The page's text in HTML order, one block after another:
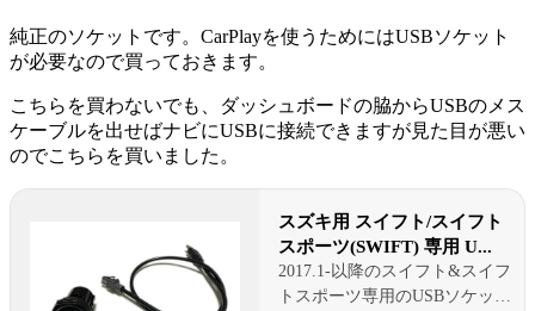
純正のソケットです。CarPlayを使うためにはUSBソケット
が必要なので買っておきます。
こちらを買わないでも、ダッシュボードの脇からUSBのメス
ケーブルを出せばナビにUSBに接続できますが見た目が悪い
のでこちらを買いました。
スズキ用 スイフト/スイフト
スポーツ(SWIFT) 専用 U...
2017.1-以降のスイフト&スイフ
トスポーツ専用のUSBソケット